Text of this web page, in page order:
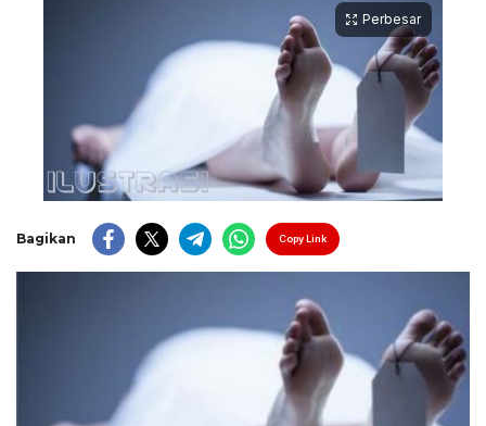
Perbesar
Bagikan Copy Link